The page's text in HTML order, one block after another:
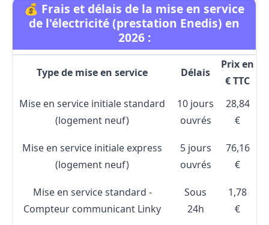
💰 Frais et délais de la mise en service
de l'électricité (prestation Enedis) en
2026 :
Type de mise en service Délais
Prix en
€ TTC
Mise en service initiale standard
(logement neuf)
10 jours
ouvrés
28,84
€
Mise en service initiale express
(logement neuf)
5 jours
ouvrés
76,16
€
Mise en service standard -
Compteur communicant Linky
Sous
24h
1,78
€